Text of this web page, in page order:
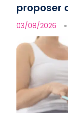
proposer
03/08/2026 ●